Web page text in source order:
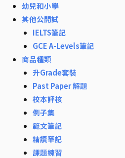
幼兒和小學
其他公開試
IELTS筆記
GCE A-Levels筆記
商品種類
升Grade套裝
Past Paper 解題
校本評核
例子集
範文筆記
精讀筆記
課題練習